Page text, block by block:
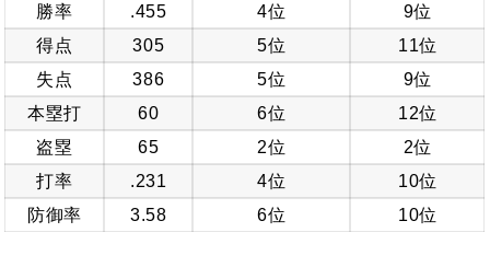
勝率
.455 4位
9位
得点
305 5位
11位
失点
386 5位
9位
本塁打
60 6位
12位
盗塁
65 2位
2位
打率
.231 4位
10位
防御率
3.58 6位 10位